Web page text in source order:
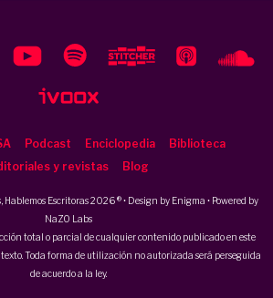
Podcast Enciclopedia
Biblioteca
y revistas
Blog
Hablemos Escritoras 2026 ® • Design by Enigma • Powered by
NaZO Labs
total o parcial de cualquier contenido publicado en este
texto. Toda forma de utilización no autorizada será perseguida
de acuerdo a la ley.